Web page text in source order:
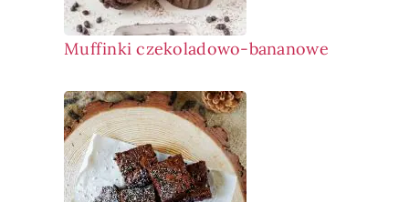
Muffinki czekoladowo-bananowe